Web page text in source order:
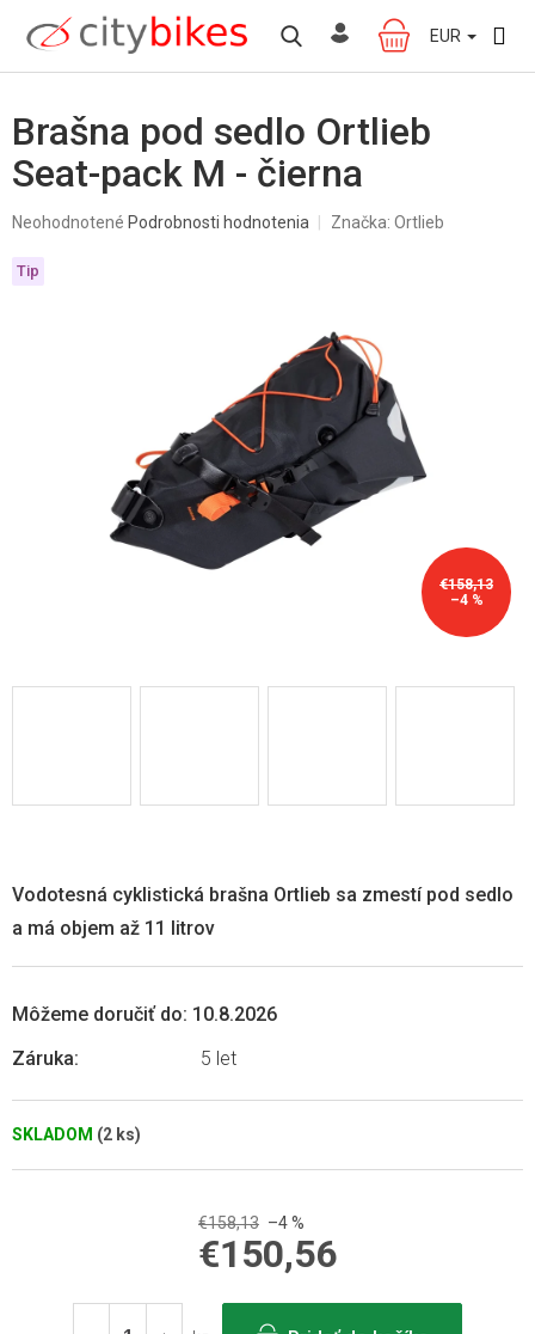
obsah
NÁKUPNÝ
KOŠÍK
EUR
Brašna pod sedlo Ortlieb
Seat-pack M - čierna
Priemerné
produktu
je
Neohodnotené Podrobnosti hodnotenia Značka: Ortlieb
€158,13
–4 %
Tip
SKLADOM (2 ks)
Môžeme doručiť do: 10.8.2026
Záruka: 5 let
Vodotesná cyklistická brašna Ortlieb sa zmestí pod sedlo
a má objem až 11 litrov
€158,13 –4 %
€150,56
cena: